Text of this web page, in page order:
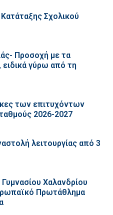
Σχολικού
Προσοχή με τα
γύρω από τη
των επιτυχόντων
2026-2027
λειτουργίας από 3
Χαλανδρίου
Πρωτάθλημα